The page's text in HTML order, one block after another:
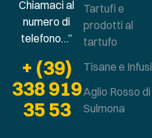
Tartufi e
prodotti al
tartufo
Tisane e Infusi
Aglio Rosso di
Sulmona
Chiamaci al
numero di
telefono…”
+ (39)
338 919
35 53